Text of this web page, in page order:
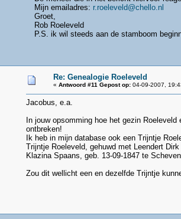
Mijn emailadres: r.roeleveld@chello.nl
Groet,
Rob Roeleveld
P.S. ik wil steeds aan de stamboom
Re: Genealogie Roeleveld
« Antwoord #11 Gepost op:04-09-2007,
Jacobus, e.a.
In jouw opsomming hoe het gezin
ontbreken!
Ik heb in mijn database ook een Trijntje
Trijntje Roeleveld, gehuwd met Leendert
Klazina Spaans, geb. 13-09-1847 te
Zou dit wellicht een en dezelfde Trijntje